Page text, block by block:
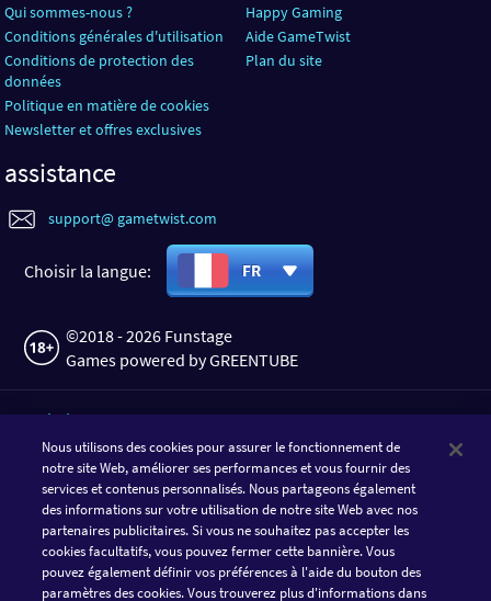
Qui sommes-nous ?
Conditions générales d'utilisation
Conditions de protection des
données
Politique en matière de cookies
Newsletter et offres exclusives
Happy Gaming
Aide GameTwist
Plan du site
assistance
support@ gametwist.com
Choisir la langue: FR
©2018 - 2026 Funstage
Games powered by GREENTUBE
TÉLÉCHARGER L'APPLI
Nous utilisons des cookies pour assurer le fonctionnement de
notre site Web, améliorer ses performances et vous fournir des
services et contenus personnalisés. Nous partageons également
des informations sur votre utilisation de notre site Web avec nos
partenaires publicitaires. Si vous ne souhaitez pas accepter les
cookies facultatifs, vous pouvez fermer cette bannière. Vous
pouvez également définir vos préférences à l'aide du bouton des
paramètres des cookies. Vous trouverez plus d'informations dans